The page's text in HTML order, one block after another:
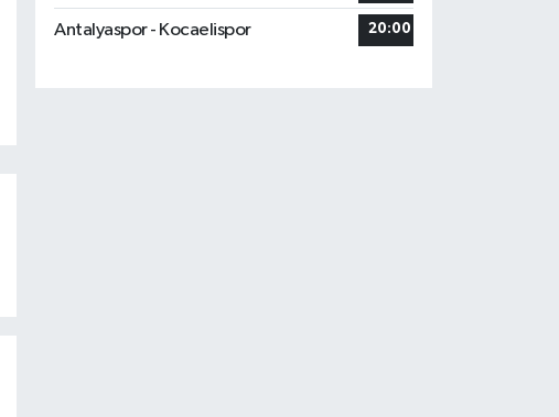
Antalyaspor - Kocaelispor 20:00